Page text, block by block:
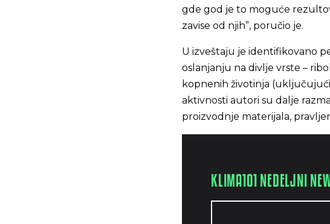
gde god je to moguće
zavise od njih”, poručio je.
U izveštaju je identifikovano
oslanjanju na divlje vrste –
kopnenih životinja
aktivnosti autori su dalje
proizvodnje materijala,
KLIMA101 NEDELJNI